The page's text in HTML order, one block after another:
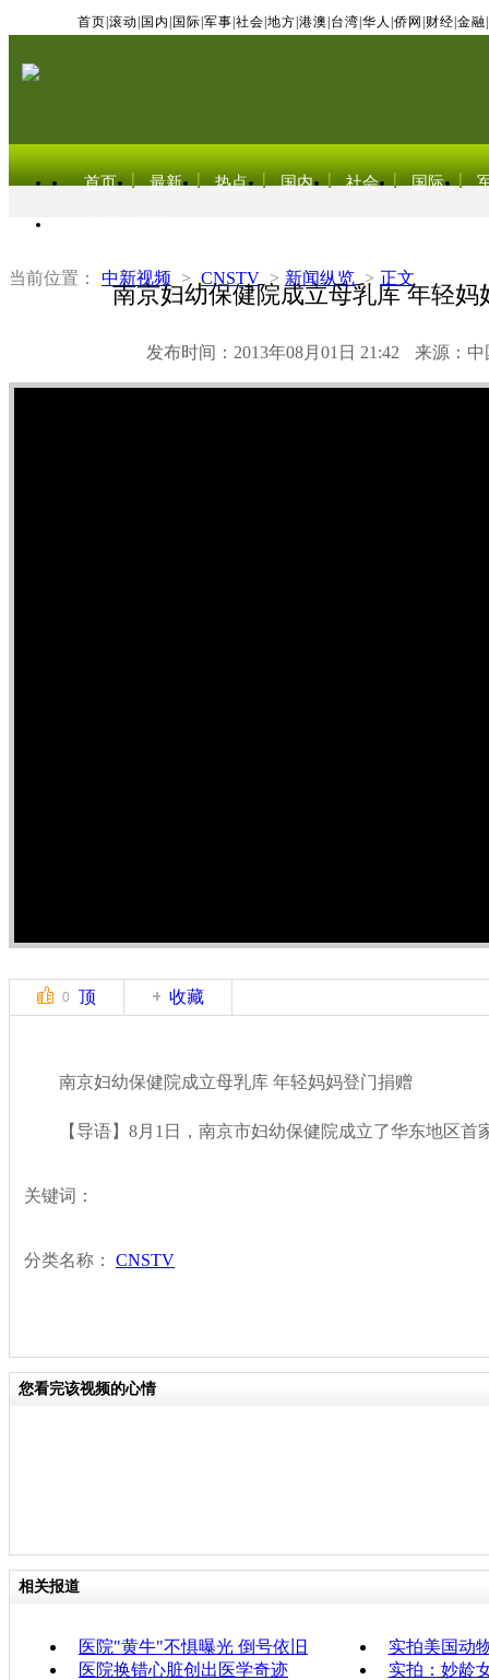
首页 滚动 国内 国际 军事 社会 地方 港澳 台湾 华人 侨网 财经 金融
首页 最新 热点 国内 社会 国际
当前位置： 中新视频 > CNSTV > 新闻纵览 > 正文
南京妇幼保健院成立母乳库 年轻妈
发布时间：2013年08月01日 21:42 来源：中
0 顶 收藏
南京妇幼保健院成立母乳库 年轻妈妈登门捐赠
【导语】8月1日，南京市妇幼保健院成立了华东地区首
关键词：
分类名称： CNSTV
您看完该视频的心情
相关报道
医院"黄牛"不惧曝光 倒号依旧
实拍美国动
医院换错心脏创出医学奇迹
实拍：妙龄